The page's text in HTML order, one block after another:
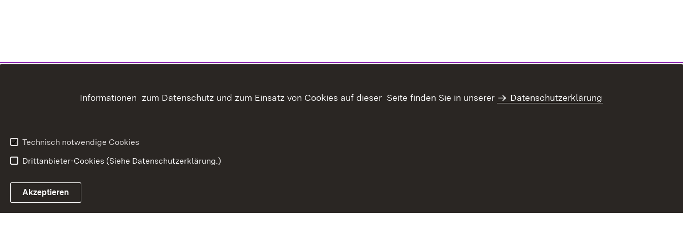
Informationen zum Datenschutz und zum Einsatz von Cookies auf dieser Seite finden Sie in unserer Datenschutzerklärung
Technisch notwendige Cookies
Drittanbieter-Cookies (Siehe Datenschutzerklärung.)
Akzeptieren